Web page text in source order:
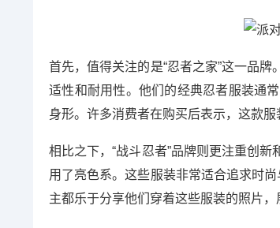
首先，值得关注的是“忍者之家”这一品
适性和耐用性。他们的经典忍者服装通
身形。许多消费者在购买后表示，这款
相比之下，“战斗忍者”品牌则更注重创
用了亮色系。这些服装非常适合追求时
主都乐于分享他们穿着这些服装的照片，